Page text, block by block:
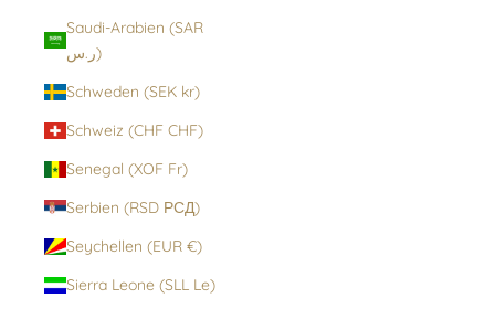
Saudi-Arabien (SAR
ر.س)
Schweden (SEK kr)
Schweiz (CHF CHF)
Senegal (XOF Fr)
Serbien (RSD РСД)
Seychellen (EUR €)
Sierra Leone (SLL Le)